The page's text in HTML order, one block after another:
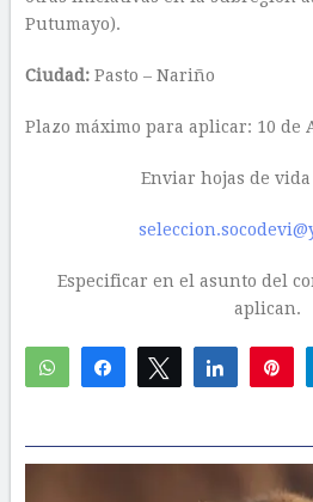
Putumayo).
Ciudad:Pasto – Nariño
Plazo máximo para aplicar: 10 de
Enviar hojas de
Especificar en el asunto del
aplican.
WhatsAppCompartirTwittear Compartir